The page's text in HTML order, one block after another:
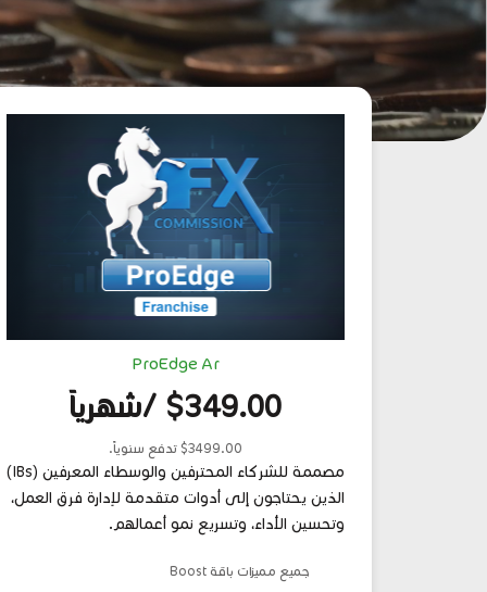
ProEdge Ar
$349.00 /شهرياً
$3499.00 تدفع سنوياً.
مصممة للشركاء المحترفين والوسطاء المعرفين (IBs)
الذين يحتاجون إلى أدوات متقدمة لإدارة فرق العمل،
وتحسين الأداء، وتسريع نمو أعمالهم.
جميع مميزات باقة Boost